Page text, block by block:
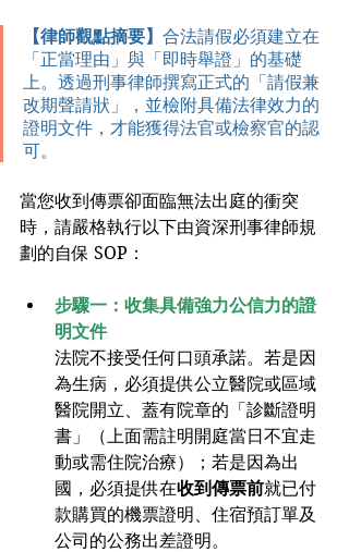
【律師觀點摘要】 合法請假必須建立在
「正當理由」與「即時舉證」的基礎
上。透過刑事律師撰寫正式的「請假兼
改期聲請狀」，並檢附具備法律效力的
證明文件，才能獲得法官或檢察官的認
可。
當您收到傳票卻面臨無法出庭的衝突
時，請嚴格執行以下由資深刑事律師規
劃的自保 SOP：
步驟一：收集具備強力公信力的證
明文件
法院不接受任何口頭承諾。若是因
為生病，必須提供公立醫院或區域
醫院開立、蓋有院章的「診斷證明
書」（上面需註明開庭當日不宜走
動或需住院治療）；若是因為出
國，必須提供在收到傳票前就已付
款購買的機票證明、住宿預訂單及
公司的公務出差證明。